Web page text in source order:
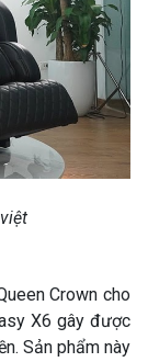
Crown cho
X6 gây được
Sản phẩm này